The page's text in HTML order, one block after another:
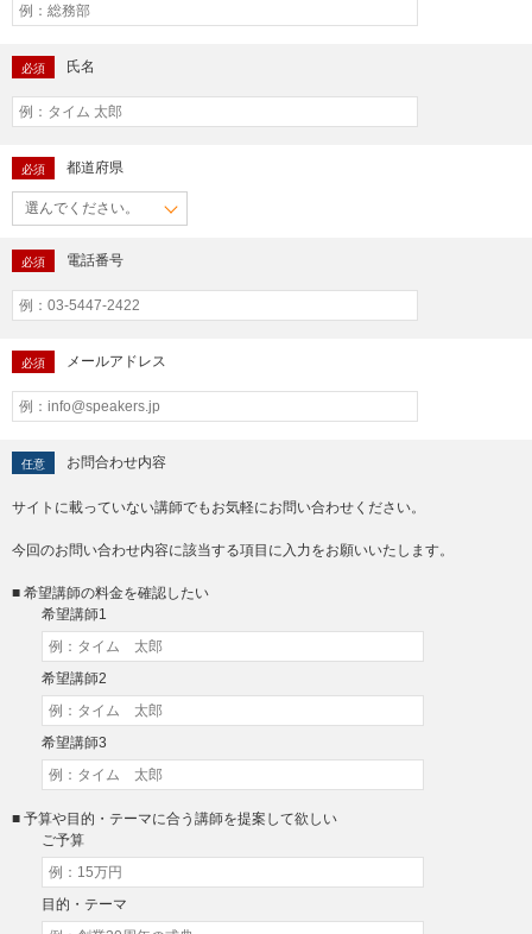
必須 氏名
必須 都道府県
必須 電話番号
必須 メールアドレス
任意 お問合わせ内容
サイトに載っていない講師でもお気軽にお問い合わせください。
今回のお問い合わせ内容に該当する項目に入力をお願いいたします。
■ 希望講師の料金を確認したい
希望講師1
希望講師2
希望講師3
■ 予算や目的・テーマに合う講師を提案して欲しい
ご予算
目的・テーマ